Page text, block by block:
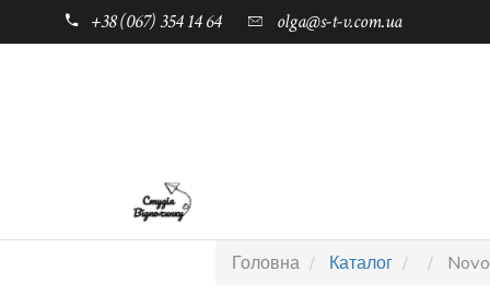
+38 (067) 354 14 64 olga@s-t-v.com.ua
Головна Каталог